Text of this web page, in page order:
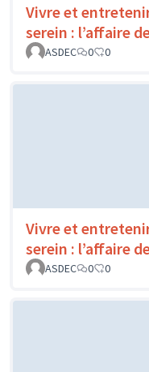
Vivre et
serein : l’affaire
ASDEC
0 0
Vivre et
serein : l’affaire
ASDEC
0 0